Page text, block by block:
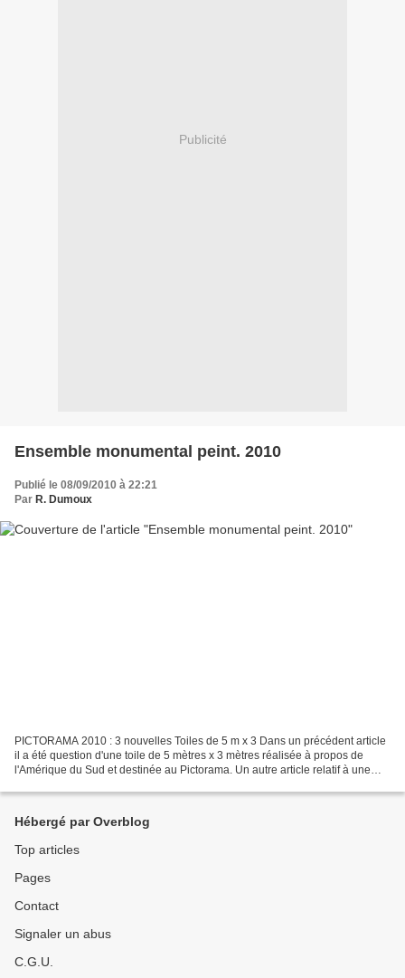
Publicité
Ensemble monumental peint. 2010
Publié le 08/09/2010 à 22:21
Par R. Dumoux
PICTORAMA 2010 : 3 nouvelles Toiles de 5 m x 3 Dans un précédent article
il a été question d'une toile de 5 mètres x 3 mètres réalisée à propos de
l'Amérique du Sud et destinée au Pictorama. Un autre article relatif à une
Hébergé par Overblog
Top articles
Pages
Contact
Signaler un abus
C.G.U.